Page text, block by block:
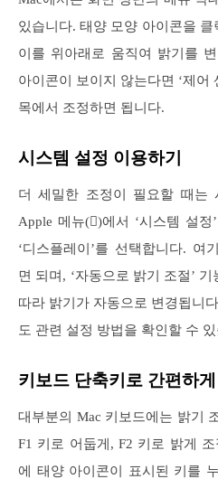
있습니다. 태양 모양 아이콘을
이를 위아래로 움직여 밝기를
아이콘이 보이지 않는다면 ‘제어
목에서 조정하면 됩니다.
시스템 설정 이용하기
더 세밀한 조정이 필요할 때는
Apple 메뉴()에서 ‘시스템 설
‘디스플레이’를 선택합니다. 여
면 되며, ‘자동으로 밝기 조절’
따라 밝기가 자동으로 변경됩니
도 관련 설정 방법을 확인할 수
키보드 단축키로 간편하게
대부분의 Mac 키보드에는 밝기
F1 키로 어둡게, F2 키로 밝게
에 태양 아이콘이 표시된 키를